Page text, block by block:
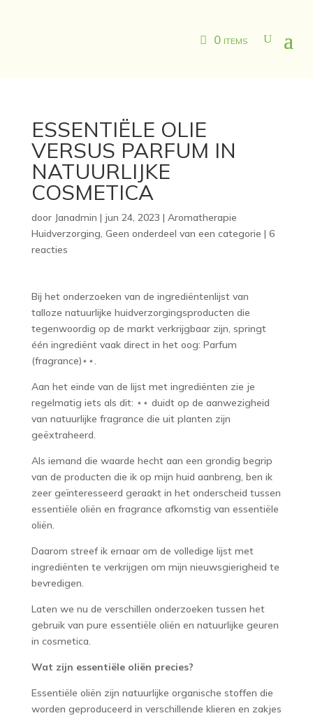
0 items
ESSENTIËLE OLIE
VERSUS PARFUM IN
NATUURLIJKE
COSMETICA
door Janadmin | jun 24, 2023 | Aromatherapie
Huidverzorging, Geen onderdeel van een categorie | 6
reacties
Bij het onderzoeken van de ingrediëntenlijst van
talloze natuurlijke huidverzorgingsproducten die
tegenwoordig op de markt verkrijgbaar zijn, springt
één ingrediënt vaak direct in het oog: Parfum
(fragrance)⋆⋆.
Aan het einde van de lijst met ingrediënten zie je
regelmatig iets als dit: ⋆⋆ duidt op de aanwezigheid
van natuurlijke fragrance die uit planten zijn
geëxtraheerd.
Als iemand die waarde hecht aan een grondig begrip
van de producten die ik op mijn huid aanbreng, ben ik
zeer geïnteresseerd geraakt in het onderscheid tussen
essentiële oliën en fragrance afkomstig van essentiële
oliën.
Daarom streef ik ernaar om de volledige lijst met
ingrediënten te verkrijgen om mijn nieuwsgierigheid te
bevredigen.
Laten we nu de verschillen onderzoeken tussen het
gebruik van pure essentiële oliën en natuurlijke geuren
in cosmetica.
Wat zijn essentiële oliën precies?
Essentiële oliën zijn natuurlijke organische stoffen die
worden geproduceerd in verschillende klieren en zakjes